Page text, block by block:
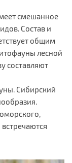
смешанное
Состав и
общим
лесной
составляют
Сибирский